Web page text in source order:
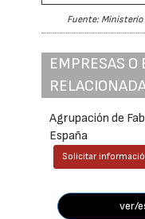
Fuente:
EMPRESAS O
Agrupación de
España
Solicitar
ver/